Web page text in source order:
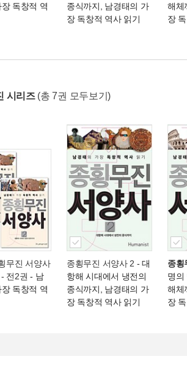
독창적 역
종식까지, 남경태의 가
장 독창적 역사 읽기
해체
장
시리즈 (총 7권 모두보기)
무진 서양사
전2권 - 남
독창적 역
종횡무진 서양사 2 - 대
항해 시대에서 냉전의
종식까지, 남경태의 가
장 독창적 역사 읽기
종횡
명의
해체
장